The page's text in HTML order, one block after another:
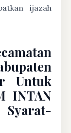
ijazah
Untuk
INTAN
Syarat-